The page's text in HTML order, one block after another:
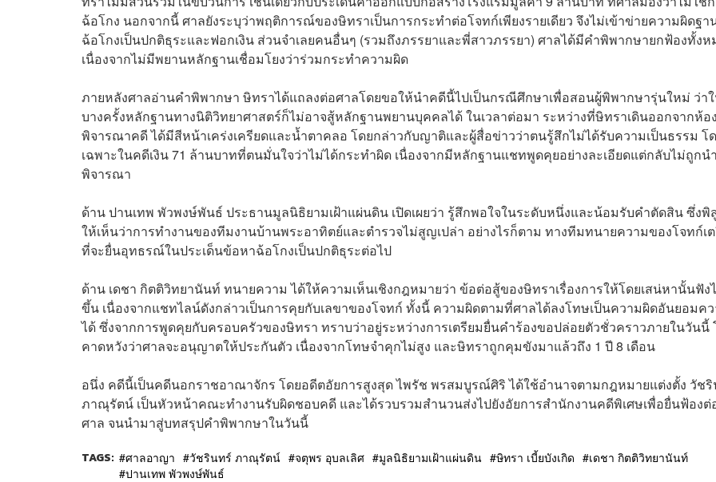
ฉ้อโกง นอกจากนี้ ศาลยังระบุว่าพฤติการณ์ของษิทราเป็นการกระทำต่อโจทก์เพียงรายเดียว จึงไม่เข้าข่ายความผิดฐา
ฉ้อโกงเป็นปกติธุระและฟอกเงิน ส่วนจำเลยคนอื่นๆ (รวมถึงภรรยาและพี่สาวภรรยา) ศาลได้มีคำพิพากษายกฟ้องทั้งห
เนื่องจากไม่มีพยานหลักฐานเชื่อมโยงว่าร่วมกระทำความผิด
ภายหลังศาลอ่านคำพิพากษา ษิทราได้แถลงต่อศาลโดยขอให้นำคดีนี้ไปเป็นกรณีศึกษาเพื่อสอนผู้พิพากษารุ่นใหม่ ว่า
บางครั้งหลักฐานทางนิติวิทยาศาสตร์ก็ไม่อาจสู้หลักฐานพยานบุคคลได้ ในเวลาต่อมา ระหว่างที่ษิทราเดินออกจากห้อ
พิจารณาคดี ได้มีสีหน้าเคร่งเครียดและน้ำตาคลอ โดยกล่าวกับญาติและผู้สื่อข่าวว่าตนรู้สึกไม่ได้รับความเป็นธรรม โ
เฉพาะในคดีเงิน 71 ล้านบาทที่ตนมั่นใจว่าไม่ได้กระทำผิด เนื่องจากมีหลักฐานแชทพูดคุยอย่างละเอียดแต่กลับไม่ถูกน
พิจารณา
ด้าน ปานเทพ พัวพงษ์พันธ์ ประธานมูลนิธิยามเฝ้าแผ่นดิน เปิดเผยว่า รู้สึกพอใจในระดับหนึ่งและน้อมรับคำตัดสิน ซึ่งพิ
ให้เห็นว่าการทำงานของทีมงานบ้านพระอาทิตย์และตำรวจไม่สูญเปล่า อย่างไรก็ตาม ทางทีมทนายความของโจทก์เ
ที่จะยื่นอุทธรณ์ในประเด็นข้อหาฉ้อโกงเป็นปกติธุระต่อไป
ด้าน เดชา กิตติวิทยานันท์ ทนายความ ได้ให้ความเห็นเชิงกฎหมายว่า ข้อต่อสู้ของษิทราเรื่องการให้โดยเสน่หานั้นฟัง
ขึ้น เนื่องจากแชทไลน์ดังกล่าวเป็นการคุยกับเลขาของโจทก์ ทั้งนี้ ความผิดตามที่ศาลได้ลงโทษเป็นความผิดอันยอมค
ได้ ซึ่งจากการพูดคุยกับครอบครัวของษิทรา ทราบว่าอยู่ระหว่างการเตรียมยื่นคำร้องขอปล่อยตัวชั่วคราวภายในวันนี้
คาดหวังว่าศาลจะอนุญาตให้ประกันตัว เนื่องจากโทษจำคุกไม่สูง และษิทราถูกคุมขังมาแล้วถึง 1 ปี 8 เดือน
อนึ่ง คดีนี้เป็นคดีนอกราชอาณาจักร โดยอดีตอัยการสูงสุด ไพรัช พรสมบูรณ์ศิริ ได้ใช้อำนาจตามกฎหมายแต่งตั้ง วัช
ภาณุรัตน์ เป็นหัวหน้าคณะทำงานรับผิดชอบคดี และได้รวบรวมสำนวนส่งไปยังอัยการสำนักงานคดีพิเศษเพื่อยื่นฟ้องต่
ศาล จนนำมาสู่บทสรุปคำพิพากษาในวันนี้
TAGS: ศาลอาญา วัชรินทร์ ภาณุรัตน์ จตุพร อุบลเลิศ มูลนิธิยามเฝ้าแผ่นดิน ษิทรา เบี้ยบังเกิด
เดชา กิตติวิทยานันท์
ปานเทพ พัวพงษ์พันธ์